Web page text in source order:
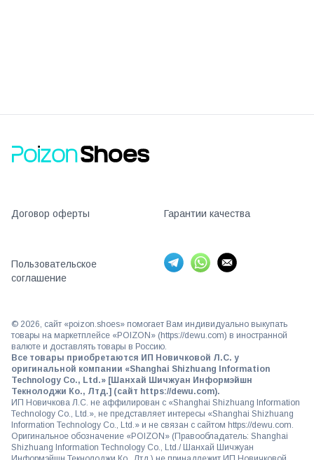
Договор оферты Гарантии качества
Пользовательское
соглашение
© 2026, сайт «poizon.shoes» помогает Вам индивидуально выкупать
товары на маркетплейсе «POIZON» (https://dewu.com) в иностранной
валюте и доставлять товары в Россию.
Все товары приобретаются ИП Новичковой Л.С. у
оригинальной компании «Shanghai Shizhuang Information
Technology Co., Ltd.» [Шанхай Шичжуан Информэйшн
Текнолоджи Ко., Лтд.] (сайт https://dewu.com).
ИП Новичкова Л.С. не аффилирован с «Shanghai Shizhuang Information
Technology Co., Ltd.», не представляет интересы «Shanghai Shizhuang
Information Technology Co., Ltd.» и не связан с сайтом https://dewu.com.
Оригинальное обозначение «POIZON» (Правообладатель: Shanghai
Shizhuang Information Technology Co., Ltd./ Шанхай Шичжуан